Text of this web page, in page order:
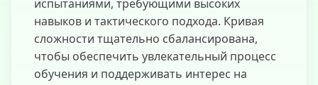
испытаниями, требующими высоких
навыков и тактического подхода. Кривая
сложности тщательно сбалансирована,
чтобы обеспечить увлекательный процесс
обучения и поддерживать интерес на